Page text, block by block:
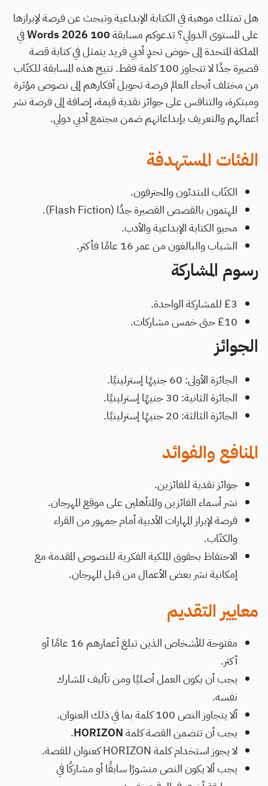
هل تمتلك موهبة في الكتابة الإبداعية وتبحث عن فرصة لإبرازها
على المستوى الدولي؟ تدعوكم مسابقة100 Words 2026
في
المملكة المتحدة إلى خوض تحدٍ أدبي فريد يتمثل في كتابة قصة
قصيرة جدًا لا تتجاوز 100 كلمة فقط. تتيح هذه المسابقة للكتّاب
من مختلف أنحاء العالم فرصة تحويل أفكارهم إلى نصوص مؤثرة
ومبتكرة، والتنافس على جوائز نقدية قيمة، إضافة إلى فرصة نشر
أعمالهم والتعريف بإبداعاتهم ضمن مجتمع أدبي دولي.
الفئات المستهدفة
الكتّاب المبتدئون والمحترفون.
المهتمون بالقصص القصيرة جدًا (Flash Fiction).
محبو الكتابة الإبداعية والأدب.
الشباب والبالغون من عمر 16 عامًا فأكثر.
رسوم المشاركة
£3 للمشاركة الواحدة.
£10 حتى خمس مشاركات.
الجوائز
الجائزة الأولى: 60 جنيهًا إسترلينيًا.
الجائزة الثانية: 30 جنيهًا إسترلينيًا.
الجائزة الثالثة: 20 جنيهًا إسترلينيًا.
المنافع والفوائد
جوائز نقدية للفائزين.
نشر أسماء الفائزين والمتأهلين على موقع المهرجان.
فرصة لإبراز المهارات الأدبية أمام جمهور من القراء
والكتّاب.
الاحتفاظ بحقوق الملكية الفكرية للنصوص المقدمة مع
إمكانية نشر بعض الأعمال من قبل المهرجان.
معايير التقديم
مفتوحة للأشخاص الذين تبلغ أعمارهم 16 عامًا أو
أكثر.
يجب أن يكون العمل أصليًا ومن تأليف المشارك
نفسه.
ألا يتجاوز النص 100 كلمة بما في ذلك العنوان.
يجب أن تتضمن القصة كلمةHORIZON
.
لا يجوز استخدام كلمة HORIZON كعنوان للقصة.
يجب ألا يكون النص منشورًا سابقًا أو مشاركًا في